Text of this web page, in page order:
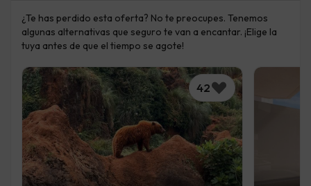
¿Te has perdido esta oferta? No te preocupes. Tenemos
algunas alternativas que seguro te van a encantar. ¡Elige la
tuya antes de que el tiempo se agote!
42